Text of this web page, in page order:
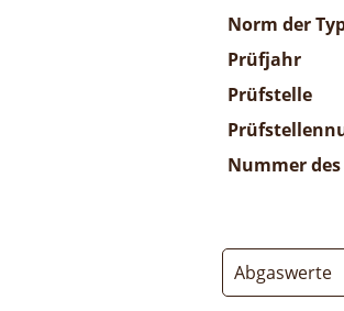
Norm der
Prüfjahr
Prüfstelle
Nummer
Abgaswerte